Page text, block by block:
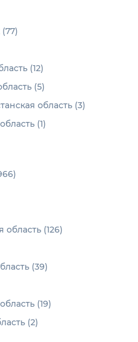
(12)
(5)
область (3)
(1)
область (126)
(39)
(19)
(2)